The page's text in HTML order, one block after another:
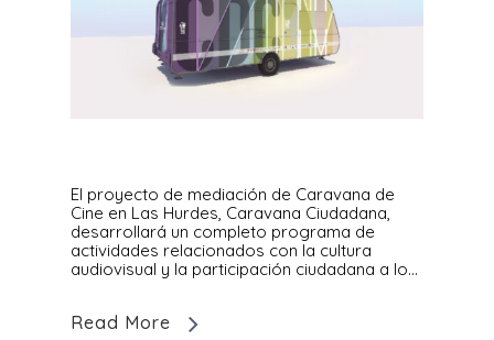
El proyecto de mediación de Caravana de
Cine en Las Hurdes, Caravana Ciudadana,
desarrollará un completo programa de
actividades relacionados con la cultura
audiovisual y la participación ciudadana a lo…
Read More